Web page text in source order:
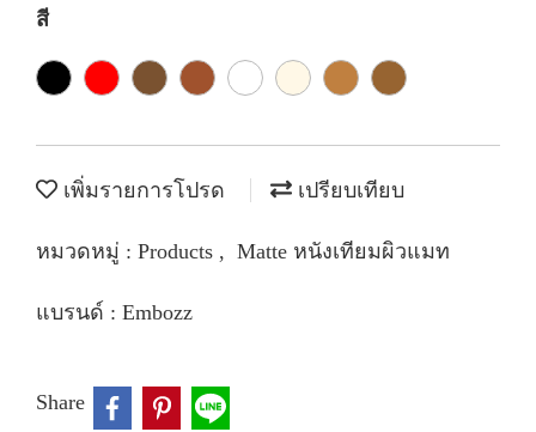
สี
เพิ่มรายการโปรด เปรียบเทียบ
หมวดหมู่ : Products , Matte หนังเทียมผิวแมท
แบรนด์ : Embozz
Share